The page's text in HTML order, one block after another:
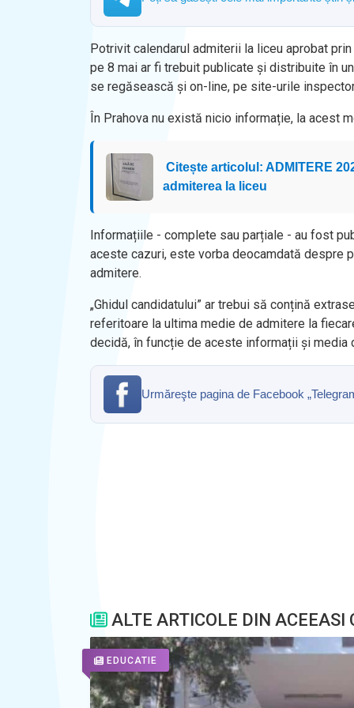
Potrivit calendarul admiterii la liceu aprobat
pe 8 mai ar fi trebuit publicate și distribuite în
se regăsească și on-line, pe site-urile
În Prahova nu există nicio informație, la acest
Citește articolul: ADMITERE
admiterea la liceu
Informațiile - complete sau parțiale - au fost
aceste cazuri, este vorba deocamdată despre
admitere.
„Ghidul candidatului” ar trebui să conțină
referitoare la ultima medie de admitere la
decidă, în funcție de aceste informații și media
Urmăreşte pagina de Facebook
ALTE ARTICOLE DIN ACEEASI
EDUCATIE